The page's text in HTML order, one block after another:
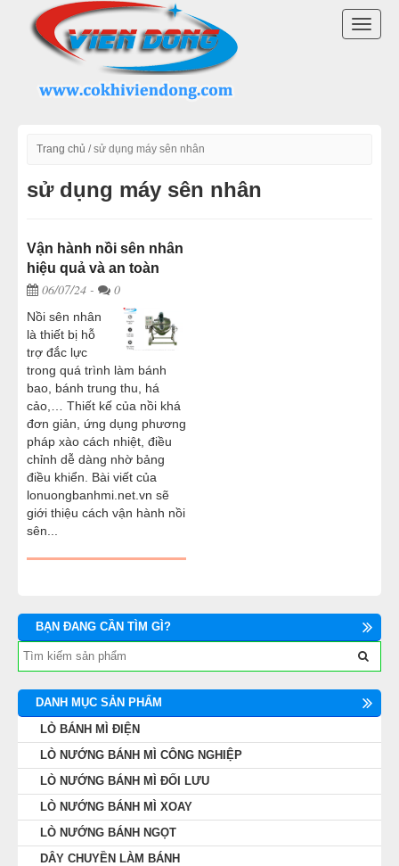
Trang chủ /sử dụng máy sên nhân
sử dụng máy sên nhân
Vận hành nồi sên nhân
hiệu quả và an toàn
06/07/24 - 0
Nồi sên nhân
là thiết bị hỗ
trợ đắc lực
trong quá trình làm bánh
bao, bánh trung thu, há
cảo,… Thiết kế của nồi khá
đơn giản, ứng dụng phương
pháp xào cách nhiệt, điều
chỉnh dễ dàng nhờ bảng
điều khiển. Bài viết của
lonuongbanhmi.net.vn sẽ
giới thiệu cách vận hành nồi
sên...
BẠN ĐANG CẦN TÌM GÌ?
DANH MỤC SẢN PHẨM
LÒ BÁNH MÌ ĐIỆN
LÒ NƯỚNG BÁNH MÌ CÔNG NGHIỆP
LÒ NƯỚNG BÁNH MÌ ĐỐI LƯU
LÒ NƯỚNG BÁNH MÌ XOAY
LÒ NƯỚNG BÁNH NGỌT
DÂY CHUYỀN LÀM BÁNH
DANH MỤC SẢN PHẨM
LÒ BÁNH MÌ ĐIỆN
LÒ NƯỚNG BÁNH MÌ CÔNG NGHIỆP
LÒ NƯỚNG BÁNH MÌ ĐỐI LƯU
LÒ NƯỚNG BÁNH MÌ XOAY
LÒ NƯỚNG BÁNH NGỌT
DÂY CHUYỀN LÀM BÁNH
MÁY TRỘN BỘT ĐÁNH TRỨNG
MÁY CHIA BỘT BÁNH MÌ
MÁY CÁN BỘT MÌ
MÁY SE BỘT LÀM BÁNH
TỦ Ủ BỘT LÀM BÁNH
TỦ TRƯNG BÀY BÁNH KEM
MÁY LÀM HÁ CẢO
MÁY LÀM XÍU MẠI
THIẾT BỊ KHÁC